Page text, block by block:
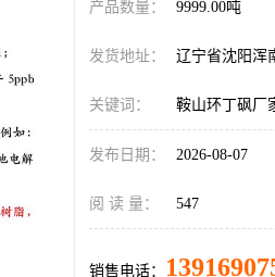
产品数量： 9999.00吨
发货地址： 辽宁省沈阳浑
关键词： 鞍山环丁砜厂
发布日期： 2026-08-07
阅 读 量： 547
销售电话：